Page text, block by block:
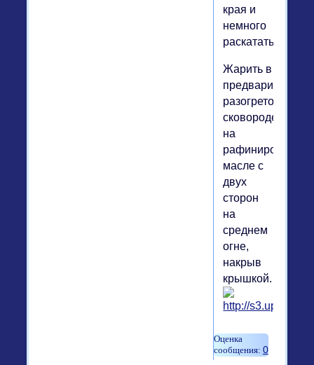
края и
немного
раскатать.
Жарить в
предварительно
разогретой
сковороде
на
масле с
двух
сторон
на
среднем
огне,
накрыв
крышкой.
0